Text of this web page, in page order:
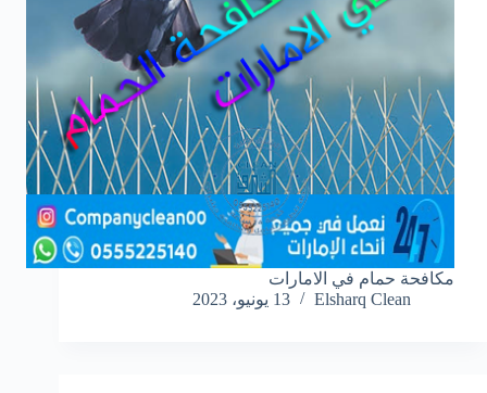
مكافحة حمام في الامارات
Elsharq Clean
13 يونيو، 2023